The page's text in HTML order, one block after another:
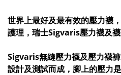
世界上最好及最有效的壓力襪
護理，瑞士Sigvaris壓力襪及襪
Sigvaris無縫壓力襪及壓力襪
設計及測試而成，腳上的壓力